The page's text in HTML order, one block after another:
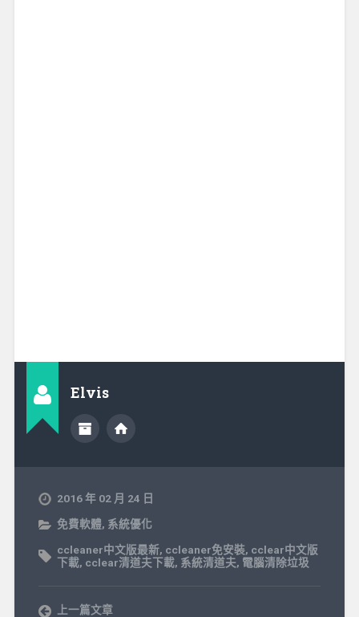
Elvis
2016 年 02 月 24 日
免費軟體, 系統優化
ccleaner中文版最新, ccleaner免安裝, cclear中文版
下載, cclear清道夫下載, 系統清道夫, 電腦清除垃圾
上一篇文章